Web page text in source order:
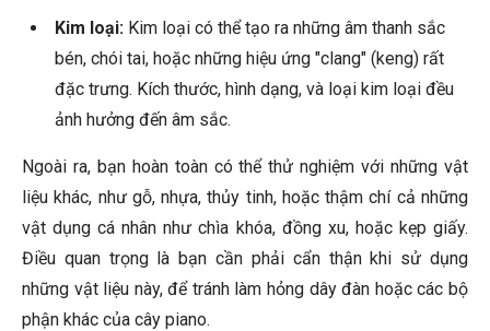
Kim loại: Kim loại có thể tạo ra những âm thanh sắc
bén, chói tai, hoặc những hiệu ứng "clang" (keng) rất
đặc trưng. Kích thước, hình dạng, và loại kim loại đều
ảnh hưởng đến âm sắc.
Ngoài ra, bạn hoàn toàn có thể thử nghiệm với những vật
liệu khác, như gỗ, nhựa, thủy tinh, hoặc thậm chí cả những
vật dụng cá nhân như chìa khóa, đồng xu, hoặc kẹp giấy.
Điều quan trọng là bạn cần phải cẩn thận khi sử dụng
những vật liệu này, để tránh làm hỏng dây đàn hoặc các bộ
phận khác của cây piano.